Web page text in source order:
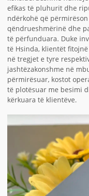
efikas të pluhurit dhe
ndërkohë që
qëndrueshmërinë dhe
të përfunduara. Duke
të Hsinda, klientët
në tregjet e tyre
jashtëzakonshme në
përmirësuar, kostot
të plotësuar me besimi
kërkuara të klientëve.